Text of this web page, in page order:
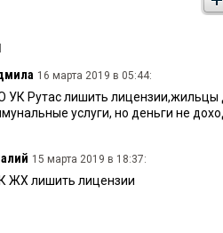
16 марта 2019 в 05:44:
УК Рутас лишить лицензии,жильцы
услуги, но деньги не
15 марта 2019 в 18:37:
ЖХ лишить лицензии